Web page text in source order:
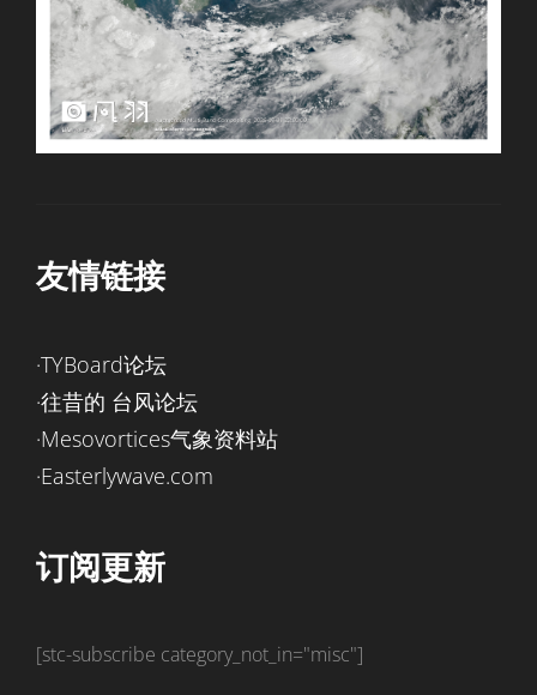
友情链接
·TYBoard论坛
·往昔的 台风论坛
·Mesovortices气象资料站
·Easterlywave.com
订阅更新
[stc-subscribe category_not_in="misc"]